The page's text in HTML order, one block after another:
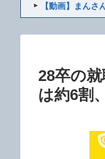
【動画】まんさ
28卒の
は約6割